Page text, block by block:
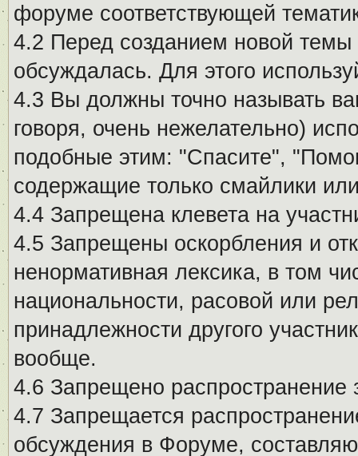
форуме соответствующей
4.2 Перед созданием новой
обсуждалась. Для этого
4.3 Вы должны точно называть
говоря, очень нежелательно)
подобные этим: "Спасите",
содержащие только смайлики
4.4 Запрещена клевета на
4.5 Запрещены оскорбления и
ненормативная лексика, в том
национальности, расовой или
принадлежности другого
вообще.
4.6 Запрещено
4.7 Запрещается
обсуждения в Форуме,